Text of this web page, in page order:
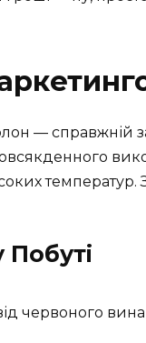
— справжній
температур.
Побуті
червоного